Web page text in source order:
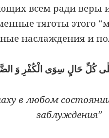
всем ради веры
тяготы этого
наслаждения и
كُلِّ حَالٍ سِوَى الْكُفْرِ وَ
в любом
заблуждения”